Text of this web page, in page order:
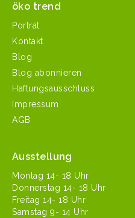
öko trend
Porträt
Kontakt
Blog
Blog abonnieren
Haftungsausschluss
Impressum
AGB
Ausstellung
Mon­tag 14- 18 Uhr
Don­ner­stag 14- 18 Uhr
Fre­itag 14- 18 Uhr
Sam­stag 9- 14 Uhr